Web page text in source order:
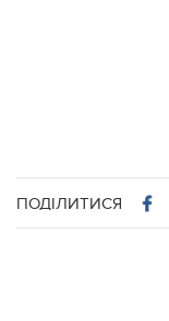
ПОДІЛИТИСЯ